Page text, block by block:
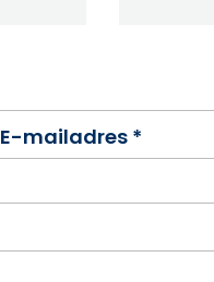
E-mailadres *